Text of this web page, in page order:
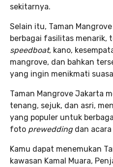
sekitarnya.
Selain itu, Taman
berbagai fasilitas menarik,
speedboat, kano,
mangrove, dan bahkan
yang ingin menikmati
Taman Mangrove Jakarta
tenang, sejuk, dan asri,
yang populer untuk
foto prewedding dan
Kamu dapat menemukan
kawasan Kamal Muara,